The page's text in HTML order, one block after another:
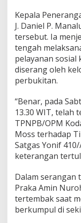
Kepala
J. Daniel P.
tersebut. Ia
tengah
pelayanan sosial
diserang oleh
perbukitan.
“Benar, pada
13.30 WIT, telah
TPNPB/OPM
Moss terhadap
Satgas Yonif
keterangan
Dalam serangan
Praka Amin
tertembak saat
berkumpul di